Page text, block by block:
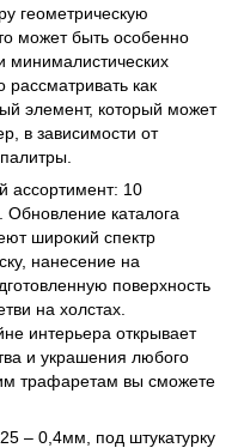
геометрическую
может быть особенно
минималистических
как
элемент, который может
в зависимости от
ассортимент: 10
Обновление каталога
широкий спектр
нанесение на
поверхность
на холстах.
интерьера открывает
и украшения любого
трафаретам вы сможете
– 0,4мм, под штукатурку